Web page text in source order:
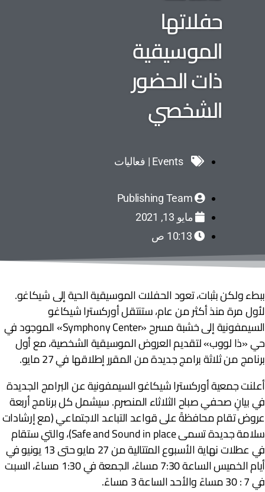
حفلاتها
الموسيقية
ذات الحضور
الشخصي
Events | فعاليات
Publishing Team
مايو 13, 2021
10:13 ص
ولكن بثبات، تعود الحفلات الموسيقية الحية إلى شيكاغو.
مرة منذ أكثر من عام، ستنتقل أوركسترا شيكاغو
السيمفونية إلى خشبة مسرح «Symphony Center» الموجود في
«ذا لووب» لتقديم العروض الموسيقية الشخصية، مع أول
من ثلاثة برامج جديدة من المقرر إطلاقها في 27 مايو.
جمعية أوركسترا شيكاغو السيمفونية عن البرامج الجديدة
بيانٍ صحفي صباح الثلاثاء المنصرم. سيشمل كل برنامج أربعة
تقام محافظةً على قواعد التباعد الاجتماعي (مع إرشادات
سلامة جديدة تسمى Safe and Sound in place)، والتي ستقام
في عطلات نهاية الأسبوع المتتالية من 27 مايو حتى 13 يونيو في
أيام الخميس الساعة 7:30 مساءً، الجمعة في 1:30 مساءً، السبت
والأحد الساعة 3 مساءً.